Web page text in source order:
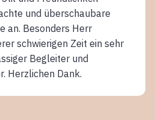
und überschaubare
an. Besonders Herr
schwierigen Zeit ein sehr
Begleiter und
Herzlichen Dank.